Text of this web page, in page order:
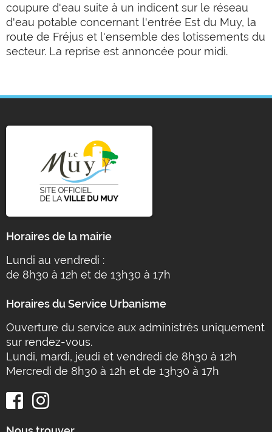
coupure d'eau suite à un indicent sur le réseau
d'eau potable concernant l'entrée Est du Muy, la
route de Fréjus et l'ensemble des lotissements du
secteur. La reprise est annoncée pour midi.
Horaires de la mairie
Lundi au vendredi :
de 8h30 à 12h et de 13h30 à 17h
Horaires du Service Urbanisme
Ouverture du service aux administrés uniquement
sur rendez-vous.
Lundi, mardi, jeudi et vendredi de 8h30 à 12h
Mercredi de 8h30 à 12h et de 13h30 à 17h